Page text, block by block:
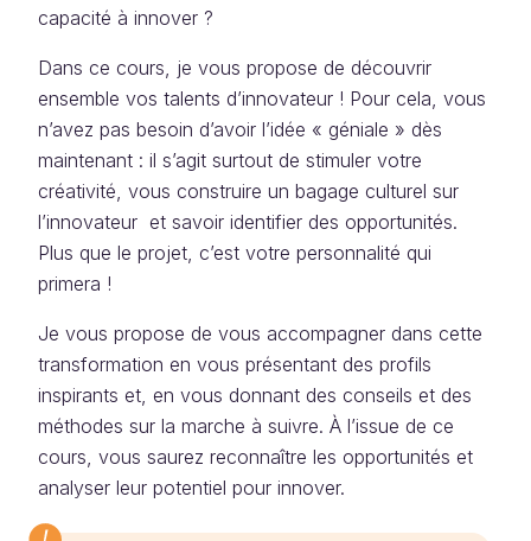
capacité à innover ?
Dans ce cours, je vous propose de découvrir
ensemble vos talents d’innovateur ! Pour cela, vous
n’avez pas besoin d’avoir l’idée « géniale » dès
maintenant : il s’agit surtout de stimuler votre
créativité, vous construire un bagage culturel sur
l’innovateur et savoir identifier des opportunités.
Plus que le projet, c’est votre personnalité qui
primera !
Je vous propose de vous accompagner dans cette
transformation en vous présentant des profils
inspirants et, en vous donnant des conseils et des
méthodes sur la marche à suivre. À l’issue de ce
cours, vous saurez reconnaître les opportunités et
analyser leur potentiel pour innover.